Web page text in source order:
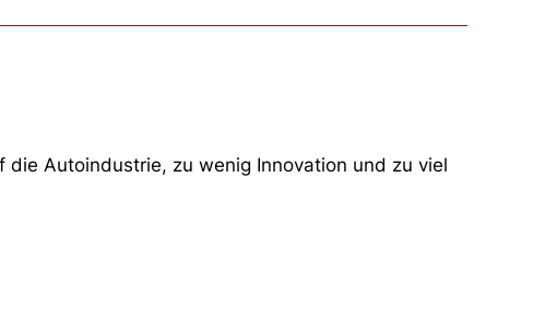
Autoindustrie, zu wenig Innovation und zu viel